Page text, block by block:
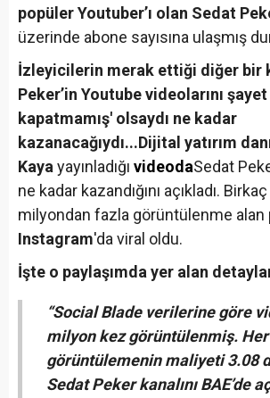
popüler Youtuber’ı olan Sedat
üzerinde abone sayısına ulaşmış
İzleyicilerin merak ettiği diğer bir
Peker’in Youtube videolarını
kapatmamış' olsaydı ne kadar
kazanacağıydı...Dijital yatırım
Kayayayınladığı videodaSedat
ne kadar kazandığını açıkladı.
milyondan fazla görüntülenme alan
Instagram'da viral oldu.
İşte o paylaşımda yer alan
“Social Blade verilerine göre
milyon kez görüntülenmiş.
görüntülemenin maliyeti 3.08
Sedat Peker kanalını BAE’de